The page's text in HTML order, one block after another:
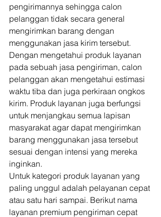
pengirimannya sehingga calon
pelanggan tidak secara general
mengirimkan barang dengan
menggunakan jasa kirim tersebut.
Dengan mengetahui produk layanan
pada sebuah jasa pengiriman, calon
pelanggan akan mengetahui estimasi
waktu tiba dan juga perkiraan ongkos
kirim. Produk layanan juga berfungsi
untuk menjangkau semua lapisan
masyarakat agar dapat mengirimkan
barang menggunakan jasa tersebut
sesuai dengan intensi yang mereka
inginkan.
Untuk kategori produk layanan yang
paling unggul adalah pelayanan cepat
atau satu hari sampai. Berikut nama
layanan premium pengiriman cepat